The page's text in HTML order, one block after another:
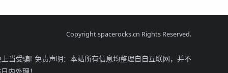
Copyright spacerocks.cn Rights Reserved.
当受骗! 免责声明：本站所有信息均整理自自互联网，并不